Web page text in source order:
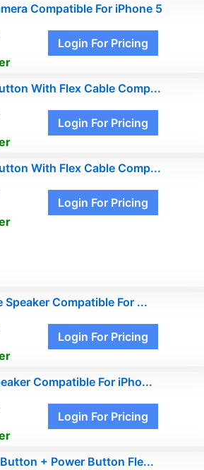
Compatible For iPhone 5
Login For Pricing
With Flex Cable Comp...
Login For Pricing
With Flex Cable Comp...
Login For Pricing
Speaker Compatible For ...
Login For Pricing
Compatible For iPho...
Login For Pricing
+ Power Button Fle...